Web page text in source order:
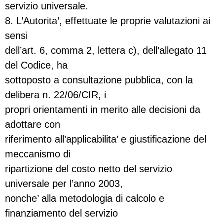
servizio universale.
8. L’Autorita’, effettuate le proprie valutazioni ai
sensi
dell’art. 6, comma 2, lettera c), dell’allegato 11
del Codice, ha
sottoposto a consultazione pubblica, con la
delibera n. 22/06/CIR, i
propri orientamenti in merito alle decisioni da
adottare con
riferimento all’applicabilita’ e giustificazione del
meccanismo di
ripartizione del costo netto del servizio
universale per l’anno 2003,
nonche’ alla metodologia di calcolo e
finanziamento del servizio